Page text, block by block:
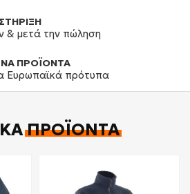
& μετά την πώληση
ΠΡΟΪΟΝΤΑ
Ευρωπαϊκά πρότυπα
ΠΡΟΪΌΝΤΑ